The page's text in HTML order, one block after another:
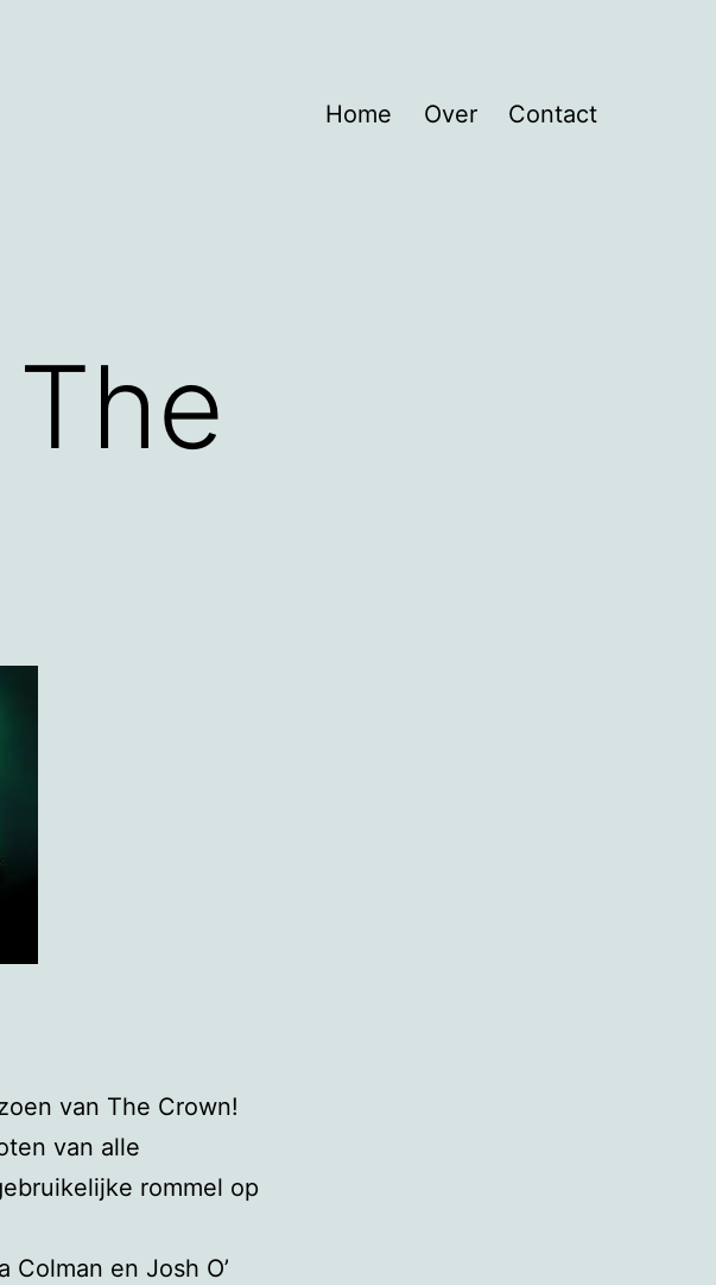
Home Over Contact
van The Crown!
van alle
rommel op
en Josh O’